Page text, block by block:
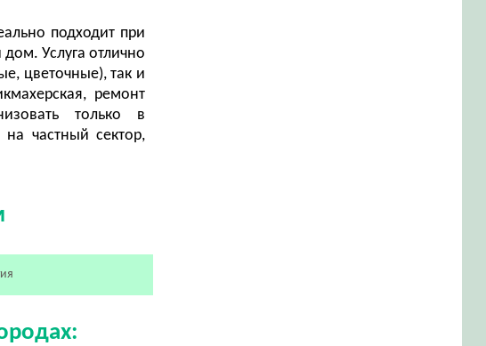
подходит при
Услуга отлично
цветочные), так и
ремонт
только в
частный сектор,